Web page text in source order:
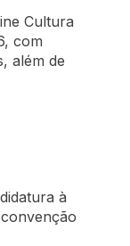
Cultura
com
além de
à